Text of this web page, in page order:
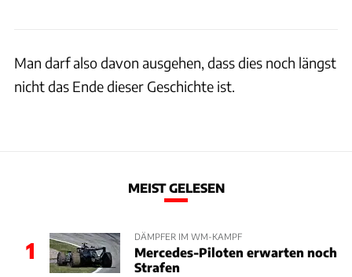
Man darf also davon ausgehen, dass dies noch längst
nicht das Ende dieser Geschichte ist.
MEIST GELESEN
1
DÄMPFER IM WM-KAMPF
Mercedes-Piloten erwarten noch
Strafen